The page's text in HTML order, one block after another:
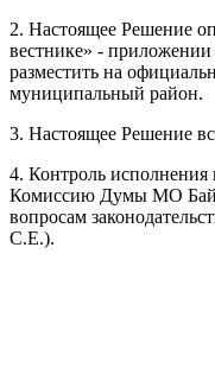
2. Настоящее Решение
вестнике» - приложении
разместить на
муниципальный район.
3. Настоящее Решение
4. Контроль исполнения
Комиссию Думы МО
вопросам
С.Е.).